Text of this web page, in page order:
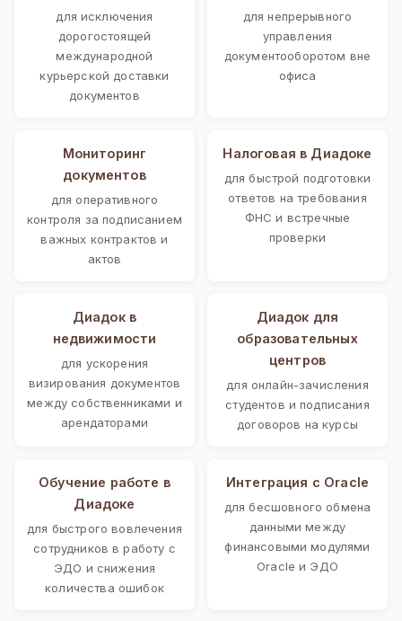
для исключения
дорогостоящей
международной
курьерской доставки
документов
для непрерывного
управления
документооборотом вне
офиса
Мониторинг
документов
для оперативного
контроля за подписанием
важных контрактов и
актов
Налоговая в Диадоке
для быстрой подготовки
ответов на требования
ФНС и встречные
проверки
Диадок в
недвижимости
для ускорения
визирования документов
между собственниками и
арендаторами
Диадок для
образовательных
центров
для онлайн-зачисления
студентов и подписания
договоров на курсы
Обучение работе в
Диадоке
для быстрого вовлечения
сотрудников в работу с
ЭДО и снижения
количества ошибок
Интеграция с Oracle
для бесшовного обмена
данными между
финансовыми модулями
Oracle и ЭДО